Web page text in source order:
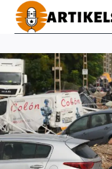
Doorgaan
naar